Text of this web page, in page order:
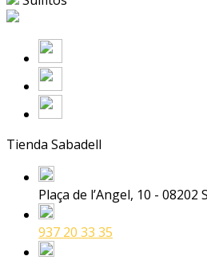
Tienda Sabadell
Plaça de l’Angel, 10 - 08202
937 20 33 35